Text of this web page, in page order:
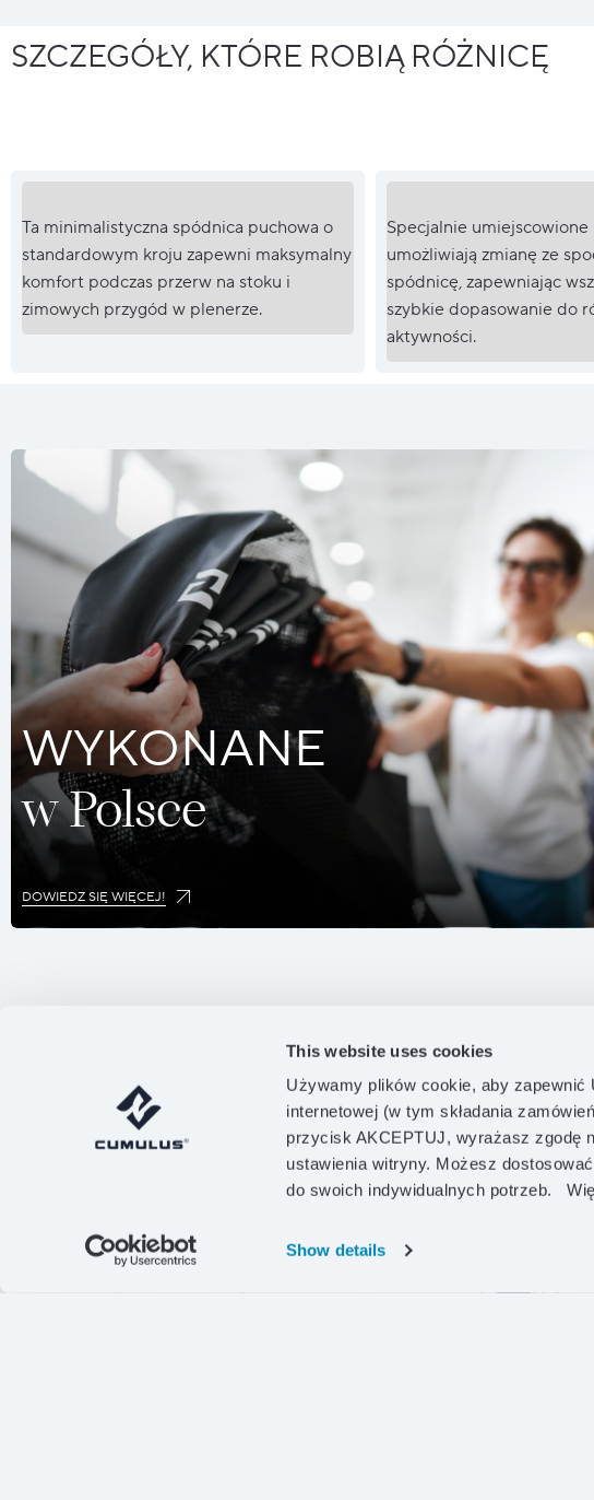
This website uses cookies
Używamy plików cookie, aby
internetowej (w tym składania
przycisk AKCEPTUJ, wyrażasz zgodę
ustawienia witryny. Możesz
do swoich indywidualnych potrzeb.
Show details
SZCZEGÓŁY, KTÓRE ROBIĄ RÓŻNICĘ
Ta minimalistyczna spódnica puchowa o
standardowym kroju zapewni maksymalny
komfort podczas przerw na stoku i
zimowych przygód w plenerze.
Specjalnie umiejscowione
umożliwiają zmianę ze
spódnicę, zapewniając
szybkie dopasowanie do
aktywności.
WYKONANE
w Polsce
DOWIEDZ SIĘ WIĘCEJ!
wybór
01
POLSKI